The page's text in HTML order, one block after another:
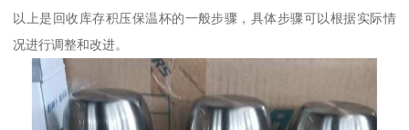
以上是回收库存积压保温杯的一般步骤，具体步骤可以根据实际情
况进行调整和改进。